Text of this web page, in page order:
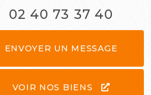
02 40 73 37 40
ENVOYER UN MESSAGE
VOIR NOS BIENS